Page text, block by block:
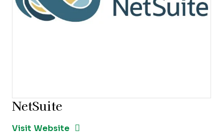
NetSuite
Visit Website Opens New Window